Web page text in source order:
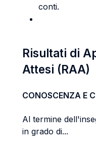
conti.
Risultati di
Attesi (RAA)
CONOSCENZA E
Al termine
in grado di...